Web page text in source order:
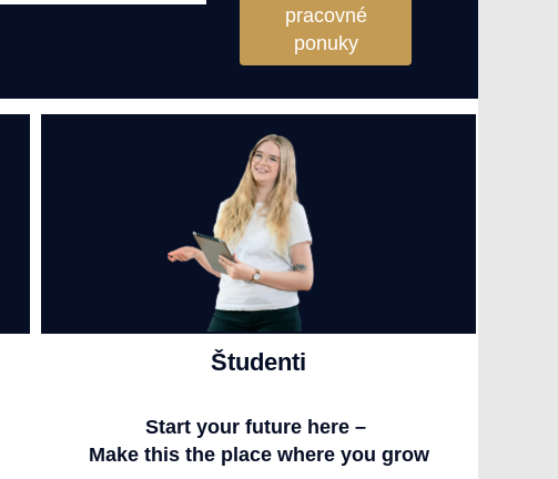
pracovné
ponuky
Študenti
Start your future here –
Make this the place where you grow